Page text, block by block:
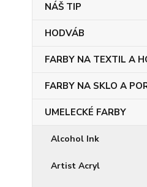
NÁŠ TIP
HODVÁB
FARBY NA TEXTIL A
FARBY NA SKLO A
UMELECKÉ FARBY
Alcohol Ink
Artist Acryl